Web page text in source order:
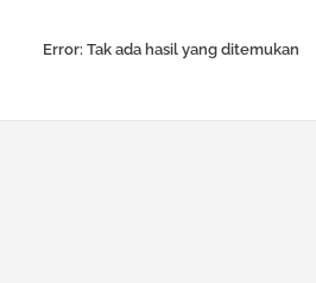
Error: Tak ada hasil yang ditemukan